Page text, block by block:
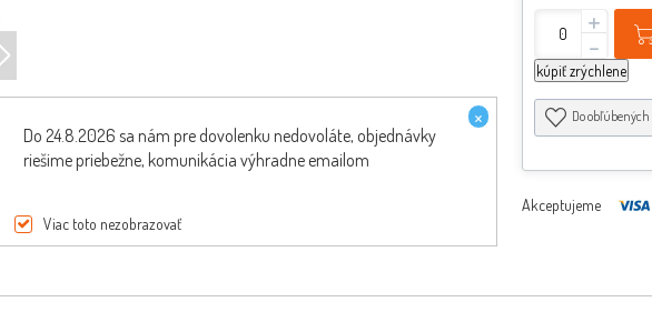
+
-
kúpiť zrýchlene
Do obľúbených
Akceptujeme
×
Do 24.8.2026 sa nám pre dovolenku nedovoláte, objednávky
riešime priebežne, komunikácia výhradne emailom
Viac toto nezobrazovať